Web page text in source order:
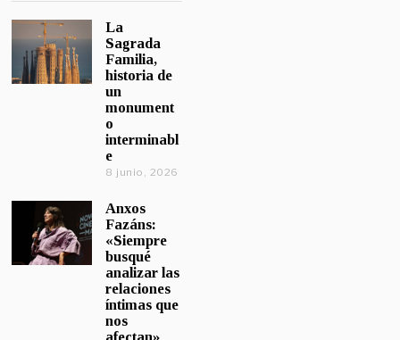
La
Sagrada
Familia,
historia de
un
monument
o
interminabl
e
8 junio, 2026
Anxos
Fazáns:
«Siempre
busqué
analizar las
relaciones
íntimas que
nos